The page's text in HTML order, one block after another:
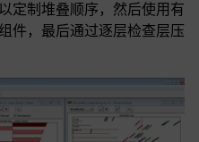
定制堆叠顺序，然后使用有
件，最后通过逐层检查层压